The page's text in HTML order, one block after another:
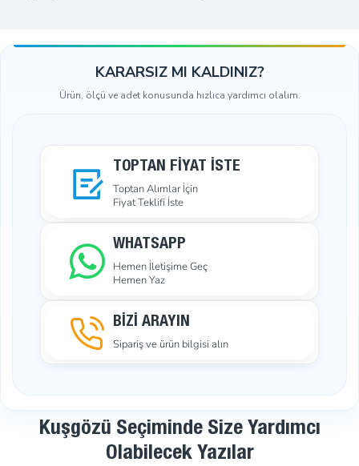
KARARSIZ MI KALDINIZ?
Ürün, ölçü ve adet konusunda hızlıca yardımcı olalım.
TOPTAN FIYAT İSTE
Toptan Alımlar İçin
Fiyat Teklifi İste
WHATSAPP
Hemen İletişime Geç
Hemen Yaz
BİZİ ARAYIN
Sipariş ve ürün bilgisi alın
Kuşgözü Seçiminde Size Yardımcı
Olabilecek Yazılar